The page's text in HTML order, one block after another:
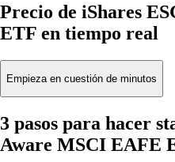
Precio de iShares
ETF en tiempo real
Empieza en cuestión de minutos
3 pasos para hacer
Aware MSCI EAFE